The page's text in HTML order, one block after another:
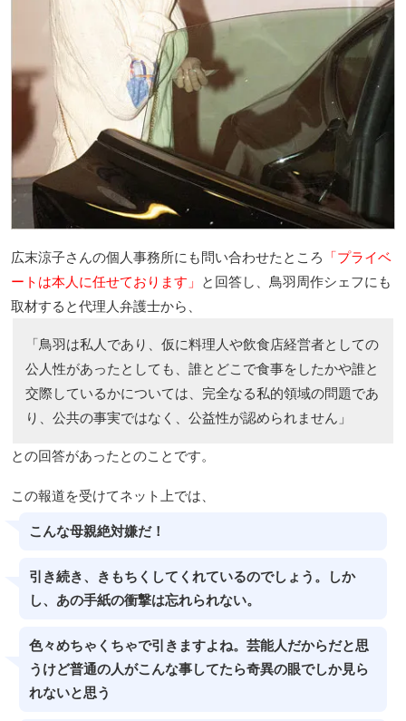
広末涼子さんの個人事務所にも問い合わせたところ
「プライベ
ートは本人に任せております」
と回答し、鳥羽周作シェフにも
取材すると代理人弁護士から、
「鳥羽は私人であり、仮に料理人や飲食店経営者としての
公人性があったとしても、誰とどこで食事をしたかや誰と
交際しているかについては、完全なる私的領域の問題であ
り、公共の事実ではなく、公益性が認められません」
との回答があったとのことです。
この報道を受けてネット上では、
こんな母親絶対嫌だ！
引き続き、きもちくしてくれているのでしょう。しか
し、あの手紙の衝撃は忘れられない。
色々めちゃくちゃで引きますよね。芸能人だからだと思
うけど普通の人がこんな事してたら奇異の眼でしか見ら
れないと思う